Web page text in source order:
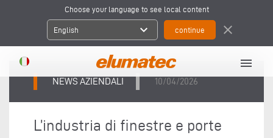
Choose your language to see local content
English expand_more close
menu
NEWS AZIENDALI 10/04/2026
L’industria di finestre e porte